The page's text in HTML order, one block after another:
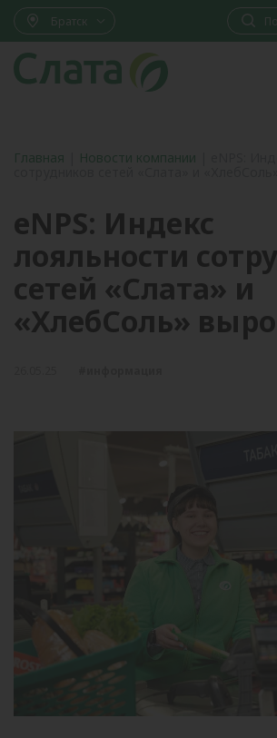
Братск
Главная Новости компании
eNPS: Индекс
лояльности
сетей «Слата» и
«ХлебСоль»